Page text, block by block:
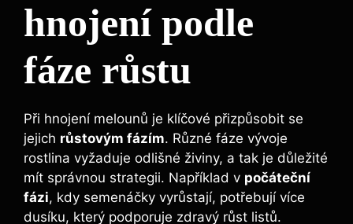
hnojení⁤ podle
fáze růstu
Při hnojení melounů je klíčové přizpůsobit se
jejich růstovým fázím. Různé ⁢fáze vývoje
rostlina vyžaduje odlišné ‌živiny,⁤ a tak ‍je důležité
mít správnou ⁣strategii. Například v počáteční
fázi, kdy semenáčky vyrůstají, potřebují​ více
dusíku, který ⁢podporuje zdravý růst listů.